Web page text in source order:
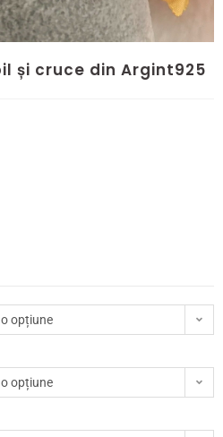
și cruce din Argint925
opțiune
opțiune